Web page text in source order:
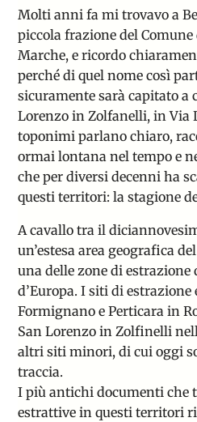
Molti anni fa mi trovavo a
piccola frazione del
Marche, e ricordo
perché di quel nome così
sicuramente sarà capitato a
Lorenzo in Zolfanelli, in Via
toponimi parlano chiaro,
ormai lontana nel tempo e
che per diversi decenni ha
questi territori: la stagione
A cavallo tra il
un’estesa area geografica
una delle zone di
d’Europa. I siti di estrazione
Formignano e Perticara in
San Lorenzo in Zolfinelli
altri siti minori, di cui oggi
traccia.
I più antichi documenti che
estrattive in questi territori